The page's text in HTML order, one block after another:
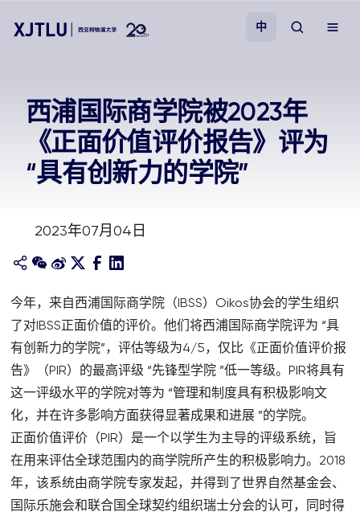
招生
科研
学院
关于我们
中
西浦国际商学院被2023年
《正面价值评价报告》评为
“具有创新力的学院”
2023年07月04日
今年，来自西浦国际商学院（IBSS）Oikos协会的学生组织
了对IBSS正面价值的评价。他们将西浦国际商学院评为 “具
有创新力的学院”，评估等级为4/5，仅比《正面价值评价报
告》（PIR）的最高评级 “先锋型学院 ”低一等级。PIR将具有
这一评级水平的学院对等为 “管理和制度具有积极影响文
化，并在许多影响方面获得显著成果和进展 ”的学院。
正面价值评价（PIR）是一个以学生为主导的评级系统，旨
在用来评估全球范围内的商学院所产生的积极影响力。2018
年，该系统由商学院专家发起，并得到了世界自然基金会、
国际乐施会和联合国全球契约组织瑞士分会的认可，同时得